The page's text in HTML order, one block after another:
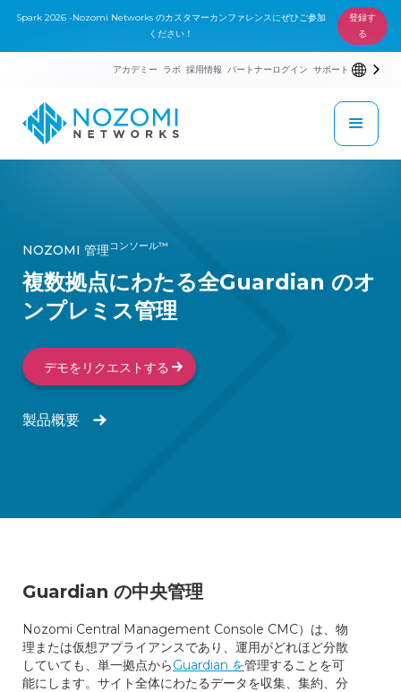
Spark 2026 -Nozomi Networks のカスタマーカンファレンスにぜひご参加
ください！
登録す
る
アカデミー ラボ 採用情報 パートナーログイン サポート
NOZOMI 管理コンソール™
複数拠点にわたる全Guardian のオ
ンプレミス管理
デモをリクエストする
製品概要
Guardian の中央管理
Nozomi Central Management Console CMC）は、物
理または仮想アプライアンスであり、運用がどれほど分散
していても、単一拠点からGuardian を管理することを可
能にします。サイト全体にわたるデータを収集、集約、分